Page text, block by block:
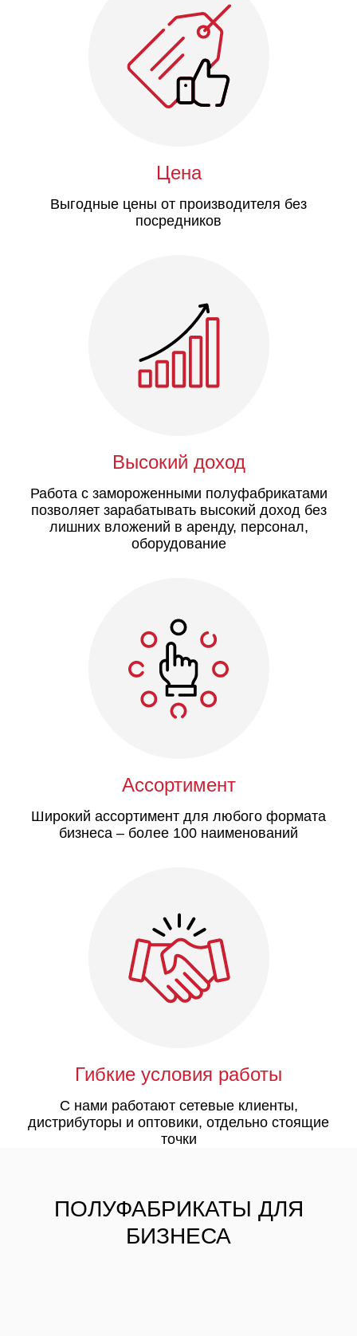
Цена
Выгодные цены от производителя без
посредников
Высокий доход
Работа с замороженными полуфабрикатами
позволяет зарабатывать высокий доход без
лишних вложений в аренду, персонал,
оборудование
Ассортимент
Широкий ассортимент для любого формата
бизнеса – более 100 наименований
Гибкие условия работы
С нами работают сетевые клиенты,
дистрибуторы и оптовики, отдельно стоящие
точки
ПОЛУФАБРИКАТЫ ДЛЯ
БИЗНЕСА